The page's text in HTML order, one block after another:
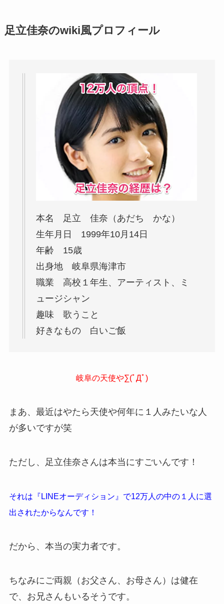
足立佳奈のwiki風プロフィール
本名 足立 佳奈（あだち かな）
生年月日 1999年10月14日
年齢 15歳
出身地 岐阜県海津市
職業 高校１年生、アーティスト、ミ
ュージシャン
趣味 歌うこと
好きなもの 白いご飯
岐阜の天使や∑(ﾟДﾟ)
まあ、最近はやたら天使や何年に１人みたいな人
が多いですが笑
ただし、足立佳奈さんは本当にすごいんです！
それは『LINEオーディション』で12万人の中の１人に選
出されたからなんです！
だから、本当の実力者です。
ちなみにご両親（お父さん、お母さん）は健在
で、お兄さんもいるそうです。